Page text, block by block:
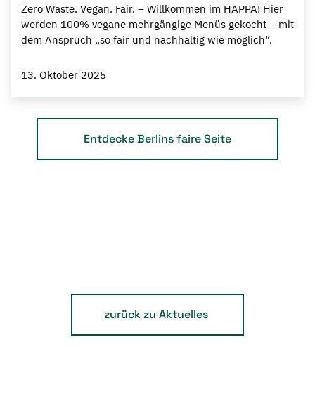
Zero Waste. Vegan. Fair. – Willkommen im HAPPA!⁠ Hier
werden 100% vegane mehrgängige Menüs gekocht – mit
dem Anspruch „so fair und nachhaltig wie möglich“.
13. Oktober 2025
Entdecke Berlins faire Seite
zurück zu Aktuelles